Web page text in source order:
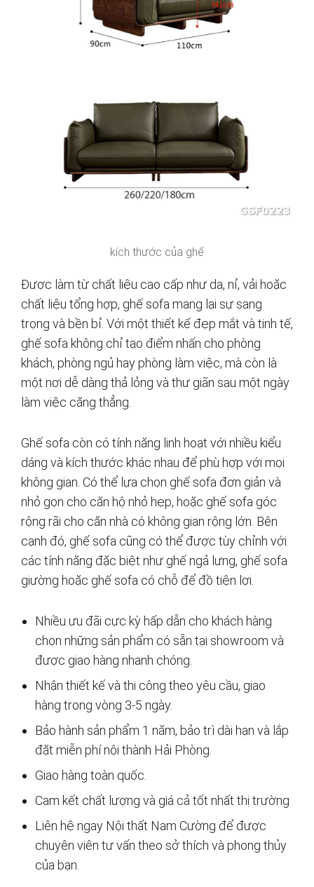
kích thước của ghế
Được làm từ chất liệu cao cấp như da, nỉ, vải hoặc
chất liệu tổng hợp, ghế sofa mang lại sự sang
trọng và bền bỉ. Với một thiết kế đẹp mắt và tinh tế,
ghế sofa không chỉ tạo điểm nhấn cho phòng
khách, phòng ngủ hay phòng làm việc, mà còn là
một nơi dễ dàng thả lỏng và thư giãn sau một ngày
làm việc căng thẳng.
Ghế sofa còn có tính năng linh hoạt với nhiều kiểu
dáng và kích thước khác nhau để phù hợp với mọi
không gian. Có thể lựa chọn ghế sofa đơn giản và
nhỏ gọn cho căn hộ nhỏ hẹp, hoặc ghế sofa góc
rộng rãi cho căn nhà có không gian rộng lớn. Bên
cạnh đó, ghế sofa cũng có thể được tùy chỉnh với
các tính năng đặc biệt như ghế ngả lưng, ghế sofa
giường hoặc ghế sofa có chỗ để đồ tiện lợi.
Nhiều ưu đãi cực kỳ hấp dẫn cho khách hàng
chọn những sản phẩm có sẵn tại showroom và
được giao hàng nhanh chóng.
Nhận thiết kế và thi công theo yêu cầu, giao
hàng trong vòng 3-5 ngày.
Bảo hành sản phẩm 1 năm, bảo trì dài hạn và lắp
đặt miễn phí nội thành Hải Phòng.
Giao hàng toàn quốc.
Cam kết chất lượng và giá cả tốt nhất thị trường
Liên hệ ngay Nội thất Nam Cường để được
chuyên viên tư vấn theo sở thích và phong thủy
của bạn.